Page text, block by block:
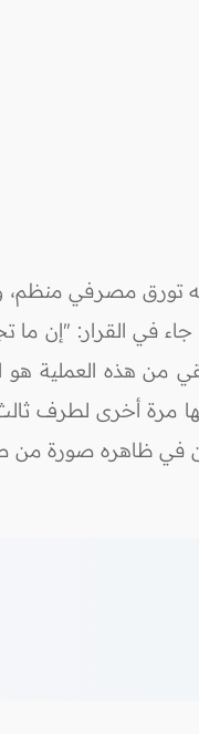
تورق مصرفي منظم،
جاء في القرار: "إن
من هذه العملية
مرة أخرى لطرف
ظاهره صورة من